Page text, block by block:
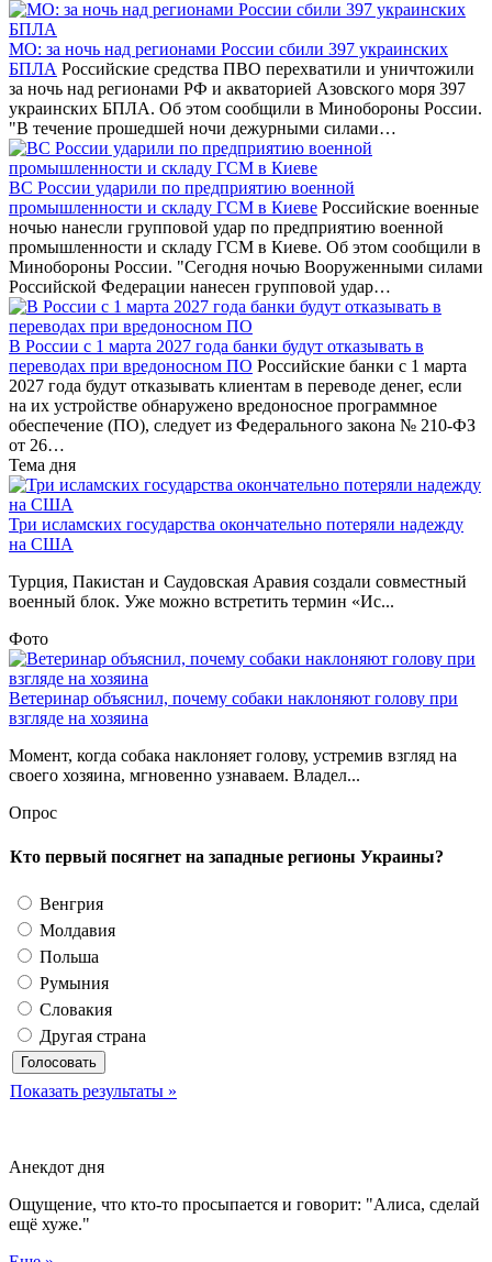
МО: за ночь над регионами России сбили 397 украинских
БПЛА Российские средства ПВО перехватили и уничтожили
за ночь над регионами РФ и акваторией Азовского моря 397
украинских БПЛА. Об этом сообщили в Минобороны России.
"В течение прошедшей ночи дежурными силами…
ВС России ударили по предприятию военной
промышленности и складу ГСМ в Киеве Российские военные
ночью нанесли групповой удар по предприятию военной
промышленности и складу ГСМ в Киеве. Об этом сообщили в
Минобороны России. "Сегодня ночью Вооруженными силами
Российской Федерации нанесен групповой удар…
В России с 1 марта 2027 года банки будут отказывать в
переводах при вредоносном ПО Российские банки с 1 марта
2027 года будут отказывать клиентам в переводе денег, если
на их устройстве обнаружено вредоносное программное
обеспечение (ПО), следует из Федерального закона № 210-ФЗ
от 26…
Тема дня
Три исламских государства окончательно потеряли надежду
на США
Турция, Пакистан и Саудовская Аравия создали совместный
военный блок. Уже можно встретить термин «Ис...
Фото
Ветеринар объяснил, почему собаки наклоняют голову при
взгляде на хозяина
Момент, когда собака наклоняет голову, устремив взгляд на
своего хозяина, мгновенно узнаваем. Владел...
Опрос
Кто первый посягнет на западные регионы Украины?
Венгрия
Молдавия
Польша
Румыния
Словакия
Другая страна
Показать результаты »
Анекдот дня
Ощущение, что кто-то просыпается и говорит: "Алиса, сделай
ещё хуже."